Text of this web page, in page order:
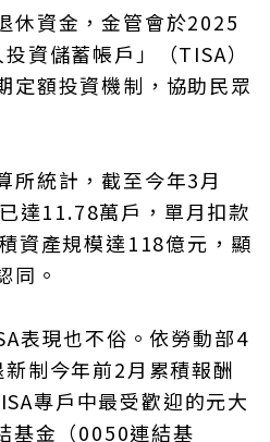
休資金，金管會於2025
資儲蓄帳戶」（TISA）
定額投資機制，協助民眾
所統計，截至今年3月
達11.78萬戶，單月扣款
資產規模達118億元，顯
同。
表現也不俗。依勞動部4
制今年前2月累積報酬
專戶中最受歡迎的元大
基金（0050連結基